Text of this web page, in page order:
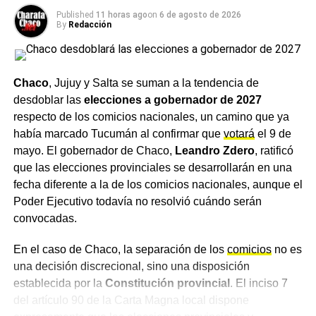
Argumentos a favor de la
reforma para la baja de la edad
de imputabilidad
Quienes apoyan la iniciativa sostienen que la baja de la
edad de imputabilidad permitiría dar respuestas más
justas a las víctimas. Argumentan que hay adolescentes
que cometen delitos con plena conciencia de sus actos y
que el Estado no puede mirar para otro lado. También
señalan que otros países de la región tienen edades de
imputabilidad más bajas y sistemas más modernos.
Desde esta óptica, la reforma sería una señal clara de
autoridad estatal. No resolvería todos los problemas, pero
marcaría un límite. Para el oficialismo, no avanzar sería
seguir repitiendo errores del pasado, como barrer el polvo
una tarea de todos y que continuarán trabajando de
manera articulada entre el
la Policía Caminera para construir una ciudad más
Másnoticias de Charataen CharataChaco.Net.
Published 11 horas agoon 6 de agosto de 2026
By Redacción
Chaco, Jujuy y Salta se suman a la tendencia de
desdoblar las elecciones a gobernador de 2027
respecto de los comicios nacionales, un camino que ya
había marcado Tucumán al confirmar que votará el 9 de
mayo. El gobernador de Chaco, Leandro Zdero, ratificó
que las elecciones provinciales se desarrollarán en una
fecha diferente a la de los comicios nacionales, aunque el
Poder Ejecutivo todavía no resolvió cuándo serán
convocadas.
En el caso de Chaco, la separación de los comiciosno es
una decisión discrecional, sino una disposición
establecida por la Constitución provincial. El inciso 7
del artículo 90 de la Carta Magna local dispone